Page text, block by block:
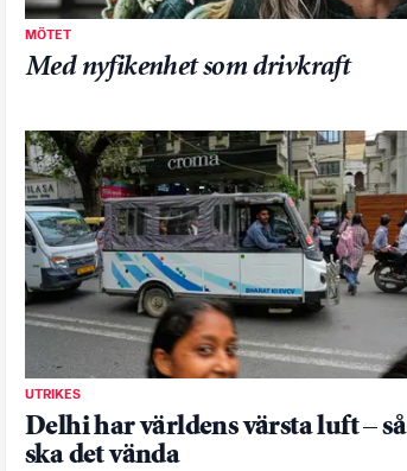
MÖTET
Med nyfikenhet som drivkraft
UTRIKES
Delhi har världens värsta luft – så
ska det vända